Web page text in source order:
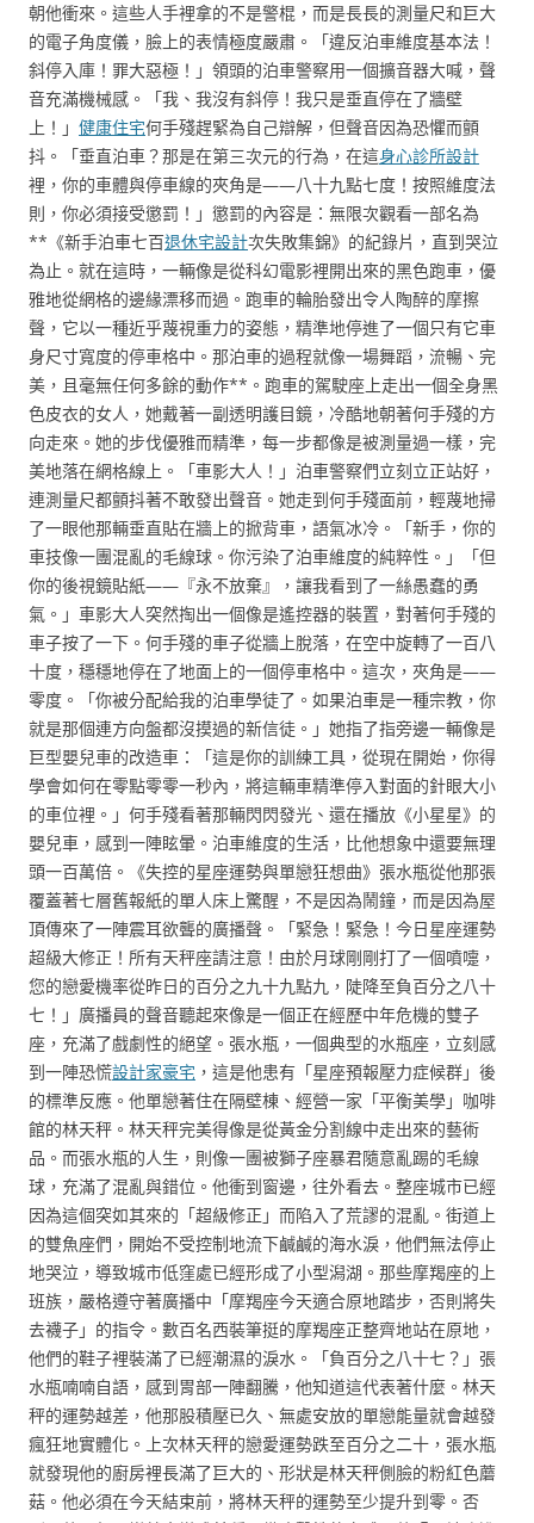
朝他衝來。這些人手裡拿的不是警棍，而是長長的測量尺和巨大
的電子角度儀，臉上的表情極度嚴肅。「違反泊車維度基本法！
斜停入庫！罪大惡極！」領頭的泊車警察用一個擴音器大喊，聲
音充滿機械感。「我、我沒有斜停！我只是垂直停在了牆壁
上！」 健康住宅何手殘趕緊為自己辯解，但聲音因為恐懼而顫
抖。「垂直泊車？那是在第三次元的行為，在這身心診所設計
裡，你的車體與停車線的夾角是——八十九點七度！按照維度法
則，你必須接受懲罰！」懲罰的內容是：無限次觀看一部名為
**《新手泊車七百退休宅設計次失敗集錦》的紀錄片，直到哭泣
為止。就在這時，一輛像是從科幻電影裡開出來的黑色跑車，優
雅地從網格的邊緣漂移而過。跑車的輪胎發出令人陶醉的摩擦
聲，它以一種近乎蔑視重力的姿態，精準地停進了一個只有它車
身尺寸寬度的停車格中。那泊車的過程就像一場舞蹈，流暢、完
美，且毫無任何多餘的動作**。跑車的駕駛座上走出一個全身黑
色皮衣的女人，她戴著一副透明護目鏡，冷酷地朝著何手殘的方
向走來。她的步伐優雅而精準，每一步都像是被測量過一樣，完
美地落在網格線上。「車影大人！」泊車警察們立刻立正站好，
連測量尺都顫抖著不敢發出聲音。她走到何手殘面前，輕蔑地掃
了一眼他那輛垂直貼在牆上的掀背車，語氣冰冷。「新手，你的
車技像一團混亂的毛線球。你污染了泊車維度的純粹性。」「但
你的後視鏡貼紙——『永不放棄』，讓我看到了一絲愚蠢的勇
氣。」車影大人突然掏出一個像是遙控器的裝置，對著何手殘的
車子按了一下。何手殘的車子從牆上脫落，在空中旋轉了一百八
十度，穩穩地停在了地面上的一個停車格中。這次，夾角是——
零度。「你被分配給我的泊車學徒了。如果泊車是一種宗教，你
就是那個連方向盤都沒摸過的新信徒。」她指了指旁邊一輛像是
巨型嬰兒車的改造車：「這是你的訓練工具，從現在開始，你得
學會如何在零點零零一秒內，將這輛車精準停入對面的針眼大小
的車位裡。」何手殘看著那輛閃閃發光、還在播放《小星星》的
嬰兒車，感到一陣眩暈。泊車維度的生活，比他想象中還要無理
頭一百萬倍。《失控的星座運勢與單戀狂想曲》張水瓶從他那張
覆蓋著七層舊報紙的單人床上驚醒，不是因為鬧鐘，而是因為屋
頂傳來了一陣震耳欲聾的廣播聲。「緊急！緊急！今日星座運勢
超級大修正！所有天秤座請注意！由於月球剛剛打了一個噴嚏，
您的戀愛機率從昨日的百分之九十九點九，陡降至負百分之八十
七！」廣播員的聲音聽起來像是一個正在經歷中年危機的雙子
座，充滿了戲劇性的絕望。張水瓶，一個典型的水瓶座，立刻感
到一陣恐慌設計家豪宅 ，這是他患有「星座預報壓力症候群」後
的標準反應。他單戀著住在隔壁棟、經營一家「平衡美學」咖啡
館的林天秤。林天秤完美得像是從黃金分割線中走出來的藝術
品。而張水瓶的人生，則像一團被獅子座暴君隨意亂踢的毛線
球，充滿了混亂與錯位。他衝到窗邊，往外看去。整座城市已經
因為這個突如其來的「超級修正」而陷入了荒謬的混亂。街道上
的雙魚座們，開始不受控制地流下鹹鹹的海水淚，他們無法停止
地哭泣，導致城市低窪處已經形成了小型潟湖。那些摩羯座的上
班族，嚴格遵守著廣播中「摩羯座今天適合原地踏步，否則將失
去襪子」的指令。數百名西裝筆挺的摩羯座正整齊地站在原地，
他們的鞋子裡裝滿了已經潮濕的淚水。「負百分之八十七？」張
水瓶喃喃自語，感到胃部一陣翻騰，他知道這代表著什麼。林天
秤的運勢越差，他那股積壓已久、無處安放的單戀能量就會越發
瘋狂地實體化。上次林天秤的戀愛運勢跌至百分之二十，張水瓶
就發現他的廚房裡長滿了巨大的、形狀是林天秤側臉的粉紅色蘑
菇。他必須在今天結束前，將林天秤的運勢至少提升到零。否